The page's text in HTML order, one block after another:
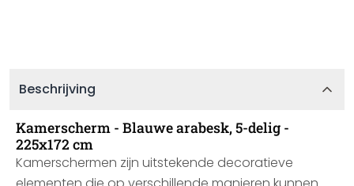
Beschrijving
Kamerscherm - Blauwe arabesk, 5-delig -
225x172 cm
Kamerschermen zijn uitstekende decoratieve